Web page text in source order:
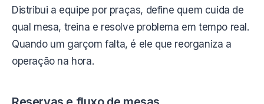
Distribui a equipe por praças, define quem cuida de
qual mesa, treina e resolve problema em tempo real.
Quando um garçom falta, é ele que reorganiza a
operação na hora.